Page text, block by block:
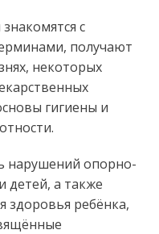
с
получают
некоторых
гигиены и
нарушений опорно-
детей, а также
здоровья ребёнка,